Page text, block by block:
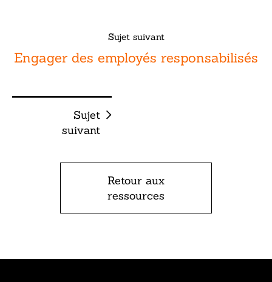
Sujet suivant
Engager des employés responsabilisés
Retour aux
ressources
Sujet
suivant